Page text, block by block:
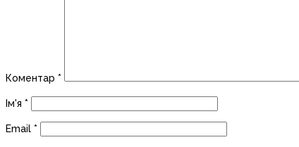
Коментар *
Ім'я *
Email *